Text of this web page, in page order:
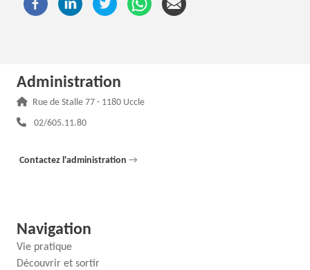
Administration
Adresse :
Rue de Stalle 77 - 1180 Uccle
Téléphone :
02/605.11.80
Contactez l'administration →
Navigation
Vie pratique
Découvrir et sortir